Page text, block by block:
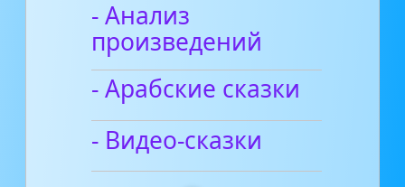
- Анализ
произведений
- Арабские сказки
- Видео-сказки